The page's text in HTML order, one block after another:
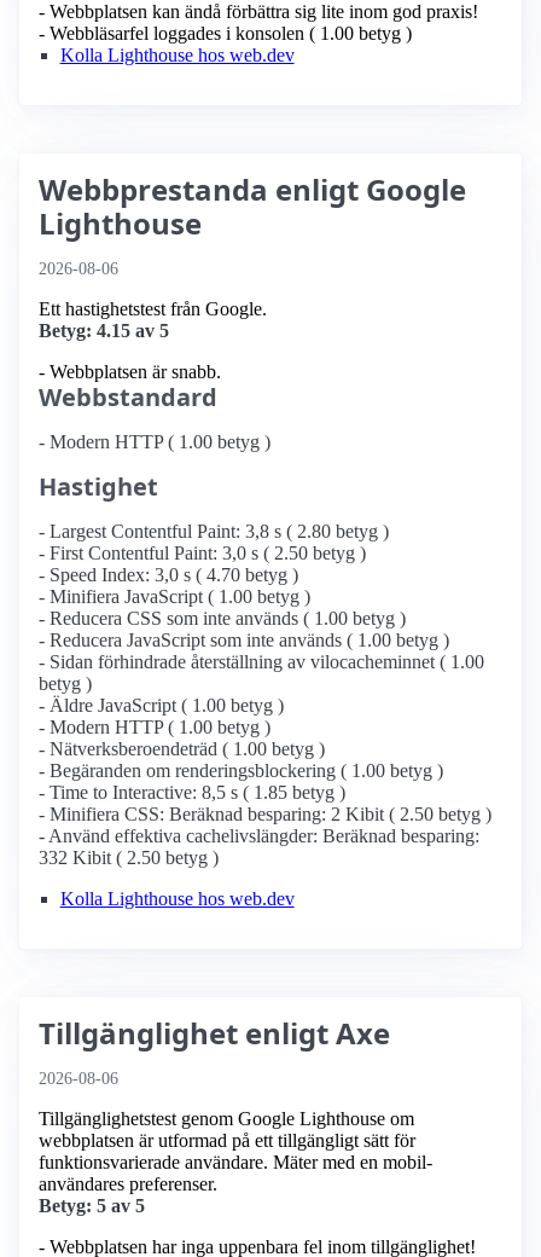
- Webbplatsen kan ändå förbättra sig lite inom god praxis!
- Webbläsarfel loggades i konsolen ( 1.00 betyg )
Kolla Lighthouse hos web.dev
Webbprestanda enligt Google
Lighthouse
2026-08-06
Ett hastighetstest från Google.
Betyg: 4.15 av 5
- Webbplatsen är snabb.
Webbstandard
- Modern HTTP ( 1.00 betyg )
Hastighet
- Largest Contentful Paint: 3,8 s ( 2.80 betyg )
- First Contentful Paint: 3,0 s ( 2.50 betyg )
- Speed Index: 3,0 s ( 4.70 betyg )
- Minifiera JavaScript ( 1.00 betyg )
- Reducera CSS som inte används ( 1.00 betyg )
- Reducera JavaScript som inte används ( 1.00 betyg )
- Sidan förhindrade återställning av vilocacheminnet ( 1.00
betyg )
- Äldre JavaScript ( 1.00 betyg )
- Modern HTTP ( 1.00 betyg )
- Nätverksberoendeträd ( 1.00 betyg )
- Begäranden om renderingsblockering ( 1.00 betyg )
- Time to Interactive: 8,5 s ( 1.85 betyg )
- Minifiera CSS: Beräknad besparing: 2 Kibit ( 2.50 betyg )
- Använd effektiva cachelivslängder: Beräknad besparing:
332 Kibit ( 2.50 betyg )
Kolla Lighthouse hos web.dev
Tillgänglighet enligt Axe
2026-08-06
Tillgänglighetstest genom Google Lighthouse om
webbplatsen är utformad på ett tillgängligt sätt för
funktionsvarierade användare. Mäter med en mobil­
användares preferenser.
Betyg: 5 av 5
- Webbplatsen har inga uppenbara fel inom tillgänglighet!